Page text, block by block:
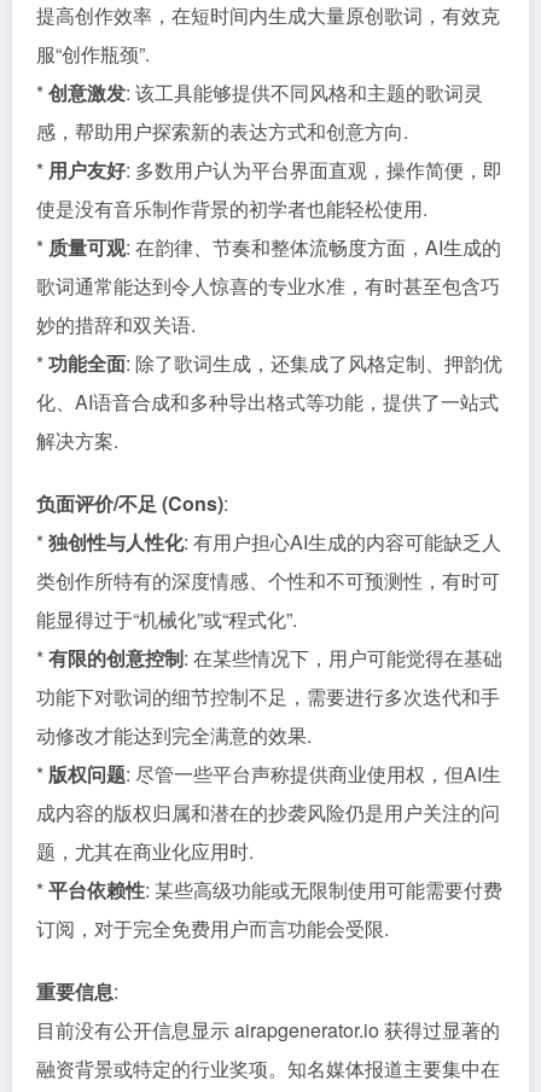
提高创作效率，在短时间内生成大量原创歌词，有效克
服“创作瓶颈”.
*创意激发: 该工具能够提供不同风格和主题的歌词灵
感，帮助用户探索新的表达方式和创意方向.
* 用户友好: 多数用户认为平台界面直观，操作简便，即
使是没有音乐制作背景的初学者也能轻松使用.
* 质量可观: 在韵律、节奏和整体流畅度方面，AI生成的
歌词通常能达到令人惊喜的专业水准，有时甚至包含巧
妙的措辞和双关语.
*功能全面: 除了歌词生成，还集成了风格定制、押韵优
化、AI语音合成和多种导出格式等功能，提供了一站式
解决方案.
负面评价/不足 (Cons):
*独创性与人性化: 有用户担心AI生成的内容可能缺乏人
类创作所特有的深度情感、个性和不可预测性，有时可
能显得过于“机械化”或“程式化”.
*有限的创意控制: 在某些情况下，用户可能觉得在基础
功能下对歌词的细节控制不足，需要进行多次迭代和手
动修改才能达到完全满意的效果.
* 版权问题: 尽管一些平台声称提供商业使用权，但AI生
成内容的版权归属和潜在的抄袭风险仍是用户关注的问
题，尤其在商业化应用时.
*平台依赖性: 某些高级功能或无限制使用可能需要付费
订阅，对于完全免费用户而言功能会受限.
重要信息:
目前没有公开信息显示 airapgenerator.io 获得过显著的
融资背景或特定的行业奖项。知名媒体报道主要集中在